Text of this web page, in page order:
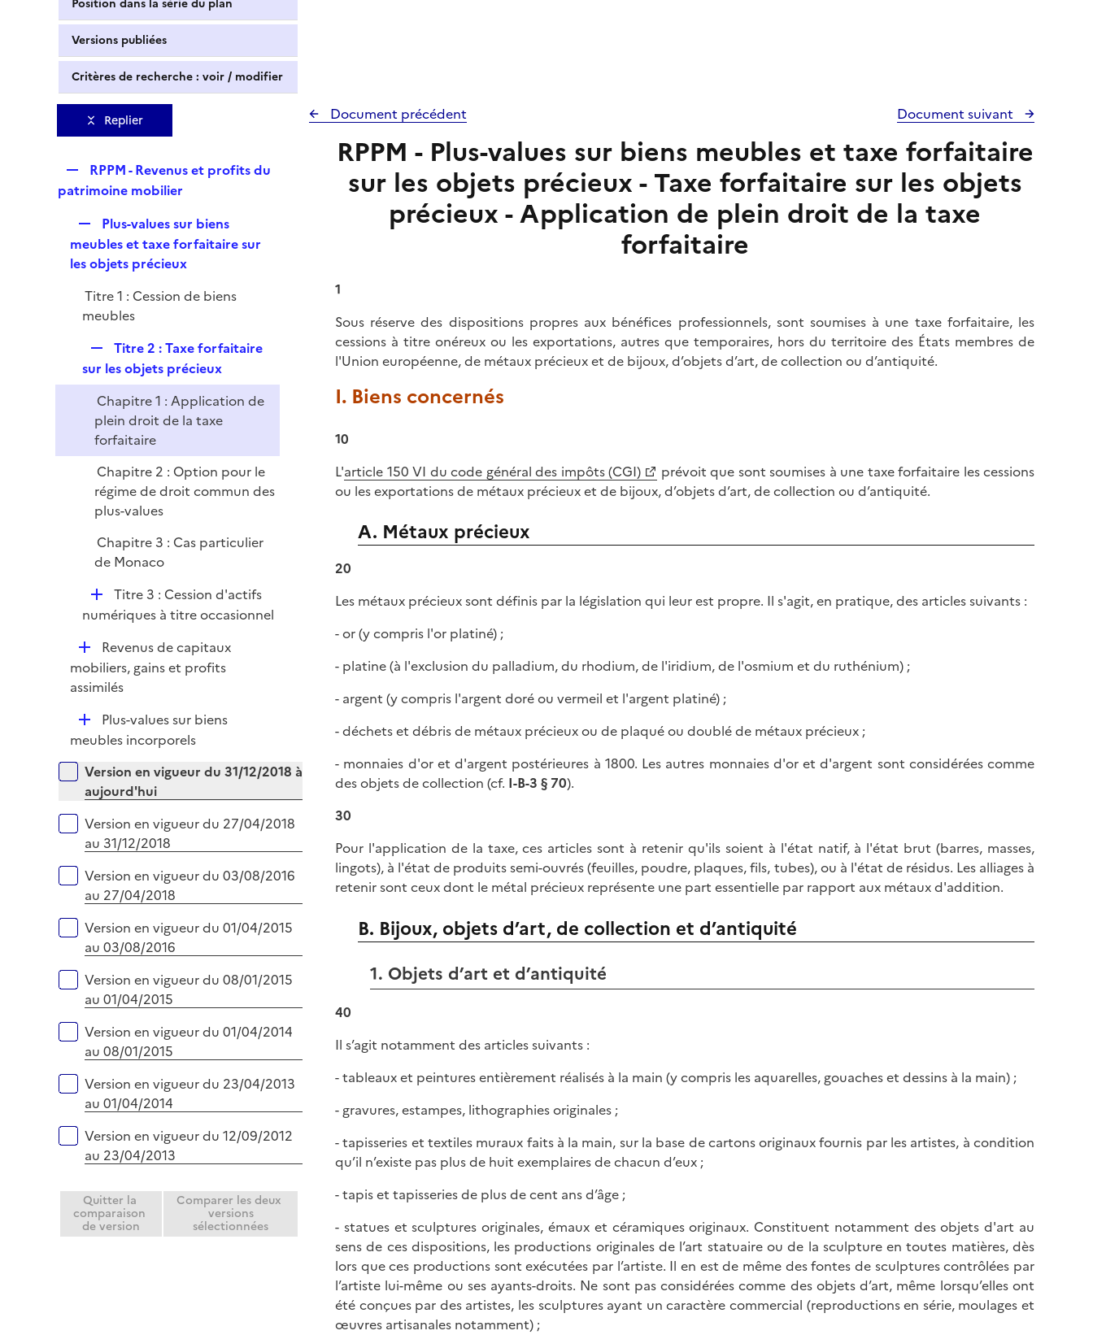
Position dans la série du plan
Versions publiées
Critères de recherche : voir / modifier
Replier
e
l
i
e
r
RPPM - Revenus et profits du
patrimoine mobilier
e
p
i
e
Plus-values sur biens
meubles et taxe forfaitaire sur
les objets précieux
Titre 1 : Cession de biens
meubles
e
p
l
i
e
r
Titre 2 : Taxe forfaitaire
sur les objets précieux
Chapitre 1 : Application de
plein droit de la taxe
forfaitaire
Chapitre 2 : Option pour le
régime de droit commun des
plus-values
Chapitre 3 : Cas particulier
de Monaco
D
é
l
i
e
r
Titre 3 : Cession d'actifs
numériques à titre occasionnel
D
é
p
e
r
Revenus de capitaux
mobiliers, gains et profits
assimilés
D
é
l
i
e
Plus-values sur biens
meubles incorporels
Versions sur la période
Version en vigueur du 31/12/2018 à
aujourd'hui
Version en vigueur du 27/04/2018
au 31/12/2018
Version en vigueur du 03/08/2016
au 27/04/2018
Version en vigueur du 01/04/2015
au 03/08/2016
Version en vigueur du 08/01/2015
au 01/04/2015
Version en vigueur du 01/04/2014
au 08/01/2015
Version en vigueur du 23/04/2013
au 01/04/2014
Version en vigueur du 12/09/2012
au 23/04/2013
Quitter la
comparaison
de version
Comparer les deux
versions
sélectionnées
Document précédent Document suivant
RPPM - Plus-values sur biens meubles et taxe forfaitaire
sur les objets précieux - Taxe forfaitaire sur les objets
précieux - Application de plein droit de la taxe
forfaitaire
1
Sous réserve des dispositions propres aux bénéfices professionnels, sont soumises à une taxe forfaitaire, les
cessions à titre onéreux ou les exportations, autres que temporaires, hors du territoire des États membres de
l'Union européenne, de métaux précieux et de bijoux, d’objets d’art, de collection ou d’antiquité.
I. Biens concernés
10
L'article 150 VI du code général des impôts (CGI)
prévoit que sont soumises à une taxe forfaitaire les cessions
ou les exportations de métaux précieux et de bijoux, d’objets d’art, de collection ou d’antiquité.
A. Métaux précieux
20
Les métaux précieux sont définis par la législation qui leur est propre. Il s'agit, en pratique, des articles suivants :
- or (y compris l'or platiné) ;
- platine (à l'exclusion du palladium, du rhodium, de l'iridium, de l'osmium et du ruthénium) ;
- argent (y compris l'argent doré ou vermeil et l'argent platiné) ;
- déchets et débris de métaux précieux ou de plaqué ou doublé de métaux précieux ;
- monnaies d'or et d'argent postérieures à 1800. Les autres monnaies d'or et d'argent sont considérées comme
des objets de collection (cf. I-B-3 § 70).
30
Pour l'application de la taxe, ces articles sont à retenir qu'ils soient à l'état natif, à l'état brut (barres, masses,
lingots), à l'état de produits semi-ouvrés (feuilles, poudre, plaques, fils, tubes), ou à l'état de résidus. Les alliages à
retenir sont ceux dont le métal précieux représente une part essentielle par rapport aux métaux d'addition.
B. Bijoux, objets d’art, de collection et d’antiquité
1. Objets d’art et d’antiquité
40
Il s’agit notamment des articles suivants :
- tableaux et peintures entièrement réalisés à la main (y compris les aquarelles, gouaches et dessins à la main) ;
- gravures, estampes, lithographies originales ;
- tapisseries et textiles muraux faits à la main, sur la base de cartons originaux fournis par les artistes, à condition
qu’il n’existe pas plus de huit exemplaires de chacun d’eux ;
- tapis et tapisseries de plus de cent ans d’âge ;
- statues et sculptures originales, émaux et céramiques originaux. Constituent notamment des objets d'art au
sens de ces dispositions, les productions originales de l’art statuaire ou de la sculpture en toutes matières, dès
lors que ces productions sont exécutées par l’artiste. Il en est de même des fontes de sculptures contrôlées par
l’artiste lui-même ou ses ayants-droits. Ne sont pas considérées comme des objets d’art, même lorsqu’elles ont
été conçues par des artistes, les sculptures ayant un caractère commercial (reproductions en série, moulages et
œuvres artisanales notamment) ;